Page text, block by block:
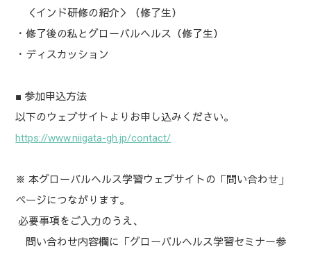
＜インド研修の紹介＞（修了生）
・修了後の私とグローバルヘルス（修了生）
・ディスカッション
■ 参加申込方法
以下のウェブサイトよりお申し込みください。
https://www.niigata-gh.jp/contact/
※ 本グローバルヘルス学習ウェブサイトの「問い合わせ」
ページにつながります。
必要事項をご入力のうえ、
問い合わせ内容欄に「グローバルヘルス学習セミナー参